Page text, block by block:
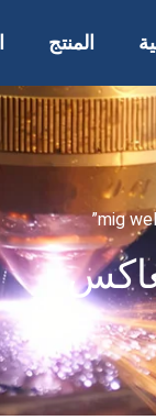
المنتج